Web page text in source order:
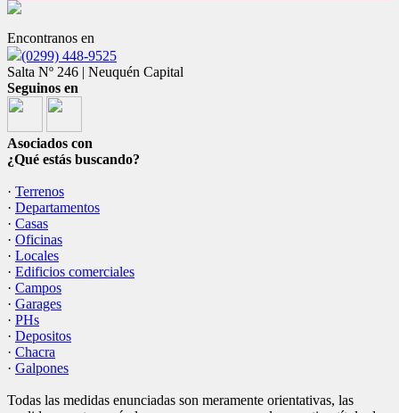
Encontranos en
(0299) 448-9525
Salta Nº 246 | Neuquén Capital
Seguinos en
Asociados con
¿Qué estás buscando?
· Terrenos
· Departamentos
· Casas
· Oficinas
· Locales
· Edificios comerciales
· Campos
· Garages
· PHs
· Depositos
· Chacra
· Galpones
Todas las medidas enunciadas son meramente orientativas, las